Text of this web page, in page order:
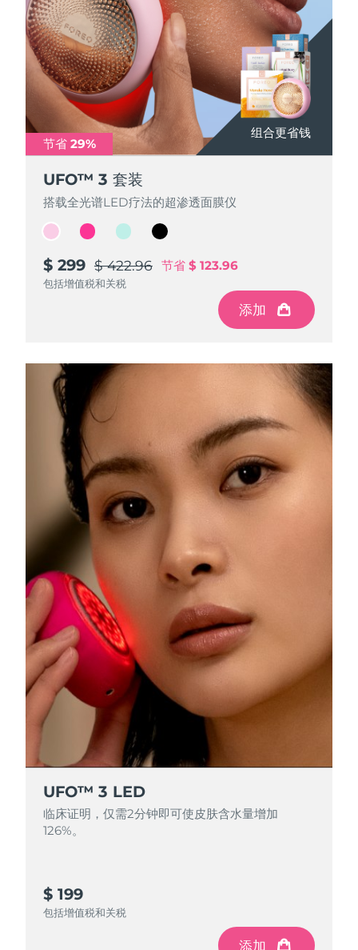
组合更省钱
节省 29%
UFO™ 3 套装
搭载全光谱LED疗法的超渗透面膜仪
$ 299 $ 422.96 节省 $ 123.96
包括增值税和关税
添加
组合更省钱
节省 29%
UFO™ 3 套装
搭载全光谱LED疗法的超渗透面膜仪
$ 299 $ 422.96 节省 $ 123.96
包括增值税和关税
添加
组合更省钱
节省 29%
UFO™ 3 套装
搭载全光谱LED疗法的超渗透面膜仪
$ 299 $ 422.96 节省 $ 123.96
包括增值税和关税
添加
组合更省钱
节省 29%
UFO™ 3 套装
搭载全光谱LED疗法的超渗透面膜仪
$ 299 $ 422.96 节省 $ 123.96
包括增值税和关税
添加
UFO™ 3 LED
临床证明，仅需2分钟即可使皮肤含水量增加
126%。
$ 199
包括增值税和关税
添加
PEACH™ 2 go
Travel-friendly IPL hair removal
PEACH™ Cooling Prep Gel
Cooling IPL hair removal gel
SUPERCHARGED™ serum
Firming body serum
ESPADA™ 2
Acne treatment device
ESPADA™ Blemish Solution
Concentrated acne gel
ESPADA™ 设备
IRIS™ 2
Rejuvenating eye massager
眼部护肤
Advanced eye care treatment
眼部护理设备
毛孔护理
KIWI™ derma
Diamond microdermabrasion .
KIWI™
Blackhead remover
KIWI™ 皮肤护理
Advanced pore care essentials
护发
LUNA™ 4 hair
2-in-1 LED scalp massager
FLIP™ play advanced
LED light hairbrush
LUNA™ Dual-Peptide Scalp
Serum
For healthy hair
牙齿美白
NEW
issa™ Teeth Whitening Set
issa™ Teeth Whitening Gel
护肤品 男士
FOREO APP
关于我们
中国香港特别行政区 预计送达日期8/13/26
匈牙利 预计送达日期8/12/26
冰岛 预计送达日期8/13/26
印度尼西亚 预计送达日期8/10/26
爱尔兰 预计送达日期8/12/26
马恩岛 预计送达日期
以色列
意大利 预计送达日期
预计送达日期 8/15/26
哈萨克斯坦 预计送达日期8/14/26
科威特 预计送达日期 8/12/26
拉脱维亚 预计送达日期
黎巴嫩 预计送达日期
立陶宛
卢森堡
中国澳门特别行政区 预计送达日期
马来西亚 预计送达日期 8/15/26
马耳他 预计送达日期
墨西哥
摩纳哥
荷兰
新西兰
阿曼